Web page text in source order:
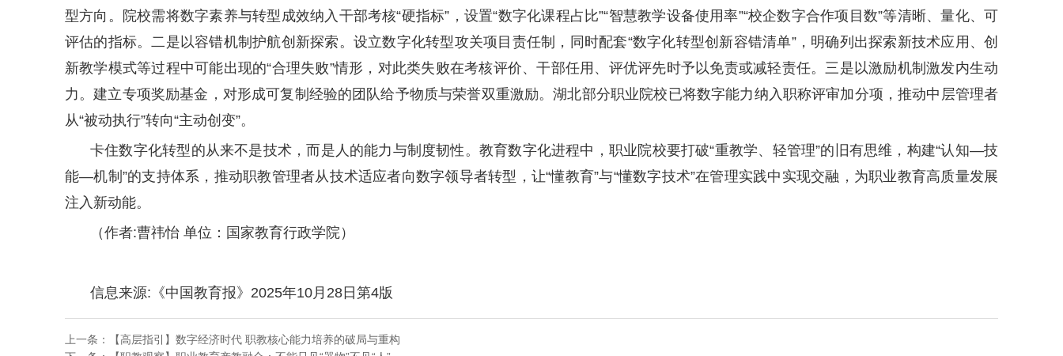
型方向。院校需将数字素养与转型成效纳入干部考核“硬指标”，设置“数字化课程占比”“智慧教学设备使用率”“校企数字合作项目数”等清晰、量化、可
评估的指标。二是以容错机制护航创新探索。设立数字化转型攻关项目责任制，同时配套“数字化转型创新容错清单”，明确列出探索新技术应用、创
新教学模式等过程中可能出现的“合理失败”情形，对此类失败在考核评价、干部任用、评优评先时予以免责或减轻责任。三是以激励机制激发内生动
力。建立专项奖励基金，对形成可复制经验的团队给予物质与荣誉双重激励。湖北部分职业院校已将数字能力纳入职称评审加分项，推动中层管理者
从“被动执行”转向“主动创变”。
卡住数字化转型的从来不是技术，而是人的能力与制度韧性。教育数字化进程中，职业院校要打破“重教学、轻管理”的旧有思维，构建“认知—技
能—机制”的支持体系，推动职教管理者从技术适应者向数字领导者转型，让“懂教育”与“懂数字技术”在管理实践中实现交融，为职业教育高质量发展
注入新动能。
（作者:曹祎怡 单位：国家教育行政学院）
信息来源:《中国教育报》2025年10月28日第4版
上一条：
【高层指引】数字经济时代 职教核心能力培养的破局与重构